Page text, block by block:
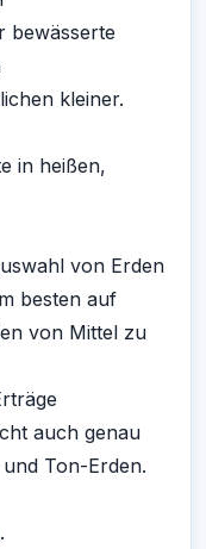
bewässerte
kleiner.
in heißen,
von Erden
besten auf
von Mittel zu
auch genau
Ton-Erden.